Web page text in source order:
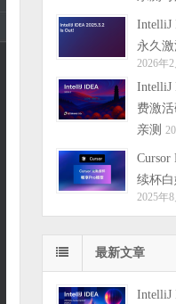
IntelliJ
永久
2026年2
IntelliJ
费激
亲测
续杯
2025年8
最新文章
IntelliJ